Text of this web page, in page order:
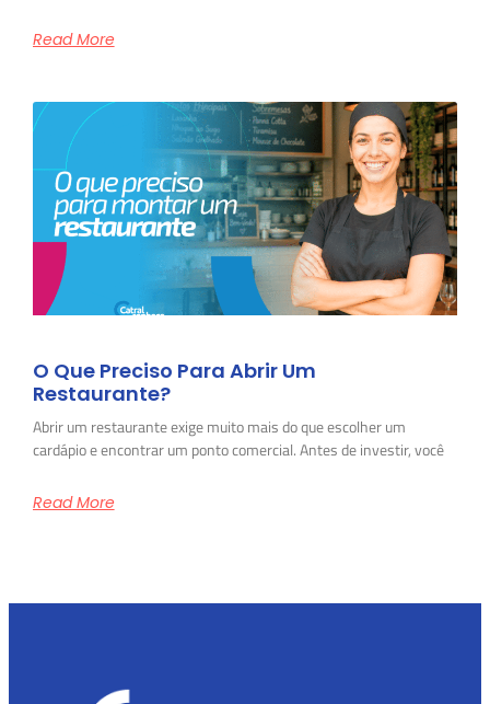
Read More
O Que Preciso Para Abrir Um
Restaurante?
Abrir um restaurante exige muito mais do que escolher um
cardápio e encontrar um ponto comercial. Antes de investir, você
Read More